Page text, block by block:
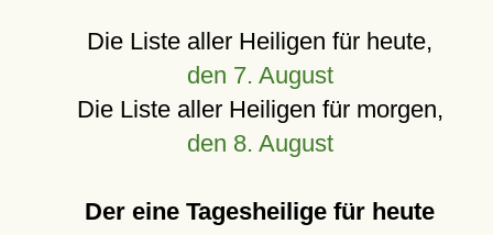
Die Liste aller Heiligen für heute,
den 7. August
Die Liste aller Heiligen für morgen,
den 8. August
Der eine Tagesheilige für heute